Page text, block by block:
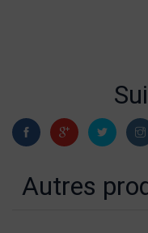
Autres